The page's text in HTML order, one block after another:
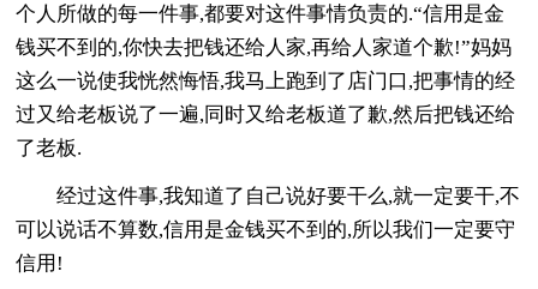
个人所做的每一件事,都要对这件事情负责的.“信用是金
钱买不到的,你快去把钱还给人家,再给人家道个歉!”妈妈
这么一说使我恍然悔悟,我马上跑到了店门口,把事情的经
过又给老板说了一遍,同时又给老板道了歉,然后把钱还给
了老板.
经过这件事,我知道了自己说好要干么,就一定要干,不
可以说话不算数,信用是金钱买不到的,所以我们一定要守
信用!